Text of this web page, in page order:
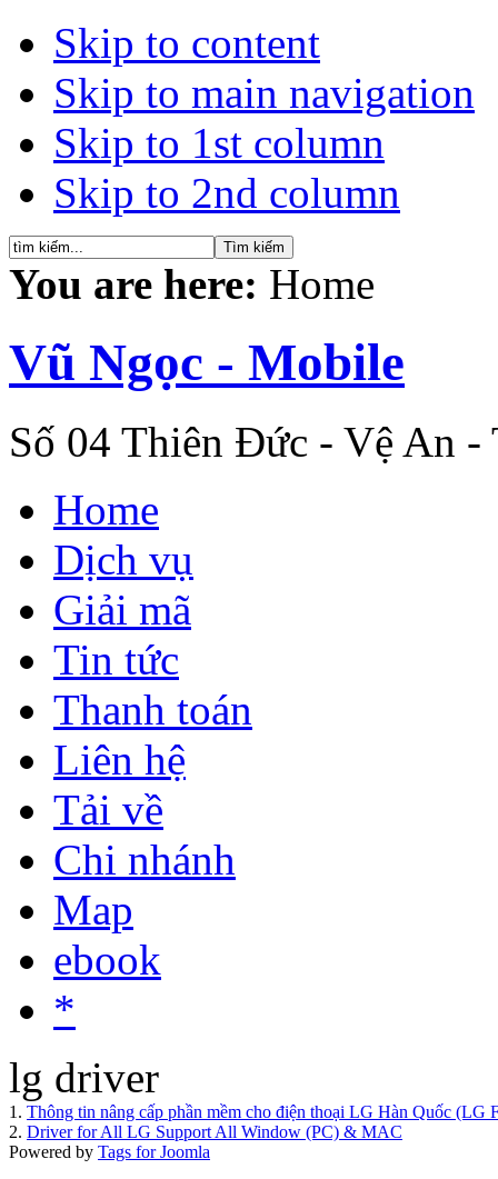
Skip to content
Skip to main navigation
Skip to 1st column
Skip to 2nd column
You are here: Home
Vũ Ngọc - Mobile
Số 04 Thiên Đức - Vệ An
Home
Dịch vụ
Giải mã
Tin tức
Thanh toán
Liên hệ
Tải về
Chi nhánh
Map
ebook
*
lg driver
1. Thông tin nâng cấp phần mềm cho điện thoại LG Hàn Quốc (LG
2. Driver for All LG Support All Window (PC) & MAC
Powered by Tags for Joomla